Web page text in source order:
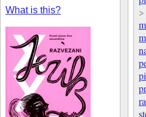
What is this?
>